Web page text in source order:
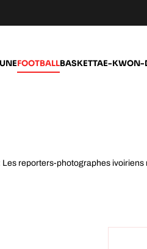
FOOTBALLBASKETTAE-KWON-
Les reporters-photographes